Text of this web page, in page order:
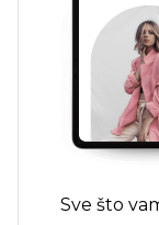
Sve što